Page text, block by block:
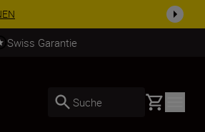
Swiss Garantie
Suche Basket